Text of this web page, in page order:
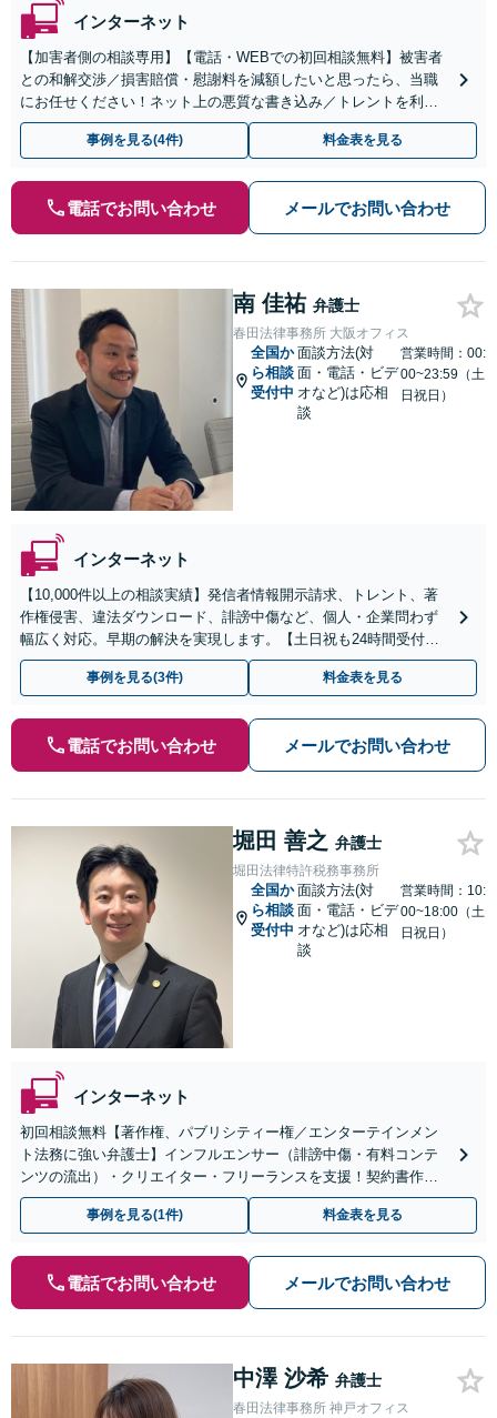
インターネット
【加害者側の相談専用】【電話・WEBでの初回相談無料】被害者
との和解交渉／損害賠償・慰謝料を減額したいと思ったら、当職
にお任せください！ネット上の悪質な書き込み／トレントを利用
した違法アップロード／リベンジポルノ等、代表弁護士が最後ま
事例を見る(4件) 料金表を見る
電話でお問い合わせ メールでお問い合わせ
南 佳祐 弁護士
春田法律事務所 大阪オフィス
全国か
ら相談
受付中
面談方法(対
面・電話・ビデ
オなど)は応相
談
営業時間：00:
00~23:59（土
日祝日）
インターネット
【10,000件以上の相談実績】発信者情報開示請求、トレント、著
作権侵害、違法ダウンロード、誹謗中傷など、個人・企業問わず
幅広く対応。早期の解決を実現します。【土日祝も24時間受付／
初回相談無料】
事例を見る(3件) 料金表を見る
電話でお問い合わせ メールでお問い合わせ
堀田 善之 弁護士
堀田法律特許税務事務所
全国か
ら相談
受付中
面談方法(対
面・電話・ビデ
オなど)は応相
談
営業時間：10:
00~18:00（土
日祝日）
インターネット
初回相談無料【著作権、パブリシティー権／エンターテインメン
ト法務に強い弁護士】インフルエンサー（誹謗中傷・有料コンテ
ンツの流出）・クリエイター・フリーランスを支援！契約書作
成・事業の立ち上げまで幅広く対応！【告訴・刑事事件｜休日夜
間相談可】事例を見る(1件) 料金表を見る
電話でお問い合わせ メールでお問い合わせ
中澤 沙希 弁護士
春田法律事務所 神戸オフィス